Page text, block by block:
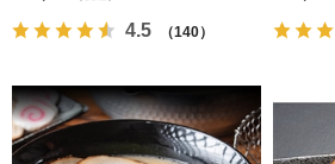
4.5 （140）